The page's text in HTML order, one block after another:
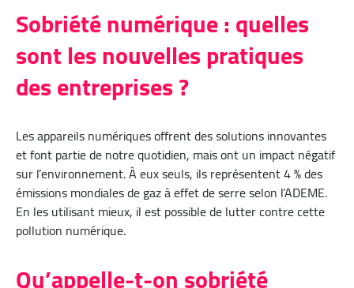
Sobriété numérique : quelles
sont les nouvelles pratiques
des entreprises ?
Les appareils numériques offrent des solutions innovantes
et font partie de notre quotidien, mais ont un impact négatif
sur l’environnement. À eux seuls, ils représentent 4 % des
émissions mondiales de gaz à effet de serre selon l’ADEME.
En les utilisant mieux, il est possible de lutter contre cette
pollution numérique.
Qu’appelle-t-on sobriété